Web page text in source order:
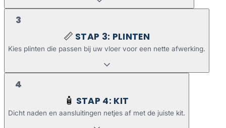
3
📏 STAP 3: PLINTEN
Kies plinten die passen bij uw vloer voor een nette afwerking.
4
🧴 STAP 4: KIT
Dicht naden en aansluitingen netjes af met de juiste kit.